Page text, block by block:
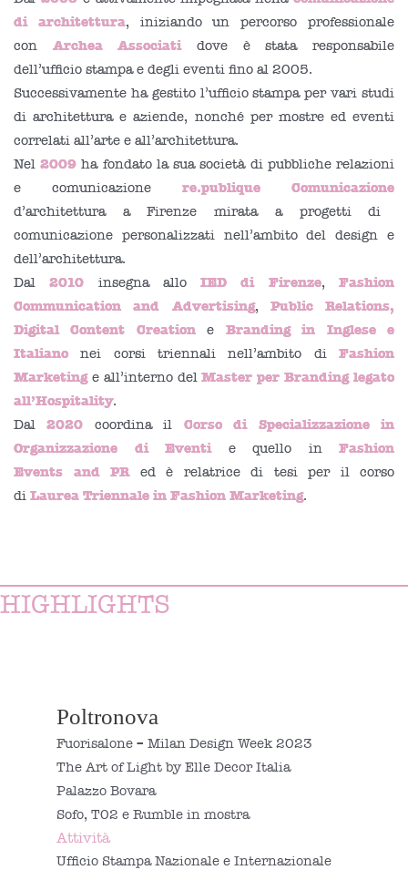
di architettura, iniziando un percorso professionale
con Archea Associatidove è stata responsabile
dell’ufficio stampa e degli eventi fino al 2005.
Successivamente ha gestito l’ufficio stampa per vari studi
di architettura e aziende, nonché per mostre ed eventi
correlati all’arte e all’architettura.
Nel2009 ha fondato la sua società di pubbliche relazioni
e comunicazione re.publique Comunicazione
d’architettura a Firenze mirata a progetti di
comunicazione personalizzati nell’ambito del design e
dell’architettura.
Dal2010 insegna alloIED di Firenze,Fashion
Communication and Advertising, Public Relations,
Digital Content Creatione Branding in Inglese e
Italiano nei corsi triennali nell’ambito di Fashion
Marketinge all’interno delMaster per Branding legato
all’Hospitality.
Dal2020 coordina il Corso di Specializzazione in
Organizzazione di Eventie quello in Fashion
Events and PR ed è relatrice di tesi per il corso
di Laurea Triennale in Fashion Marketing.
HIGHLIGHTS
Poltronova
Fuorisalone – Milan Design Week 2023
The Art of Light by Elle Decor Italia
Palazzo Bovara
Sofo, T02 e Rumble in mostra
Attività
Ufficio Stampa Nazionale e Internazionale